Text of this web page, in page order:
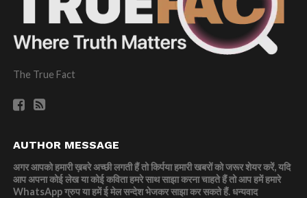
The True Fact
AUTHOR MESSAGE
अगर आपको हमारी ख़बरे अच्छी लगती हैं तो किर्पया हमारी खबरों को जरूर शेयर करें, यदि
आप अपना कोई लेख या कोई कविता हमरे साथ साझा करना चाहते हैं तो आप हमें हमारे
WhatsApp ग्रुप या हमें ई मेल सन्देश भेजकर साझा कर सकते हैं.धन्यवाद